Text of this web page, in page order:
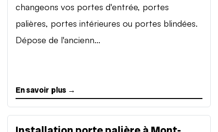
changeons vos portes d'entrée, portes
palières, portes intérieures ou portes blindées.
Dépose de l'ancienn...
En savoir plus →